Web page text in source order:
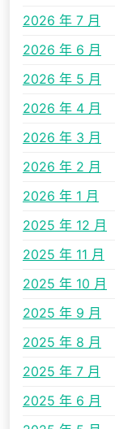
2026 年 7 月
2026 年 6 月
2026 年 5 月
2026 年 4 月
2026 年 3 月
2026 年 2 月
2026 年 1 月
2025 年 12 月
2025 年 11 月
2025 年 10 月
2025 年 9 月
2025 年 8 月
2025 年 7 月
2025 年 6 月